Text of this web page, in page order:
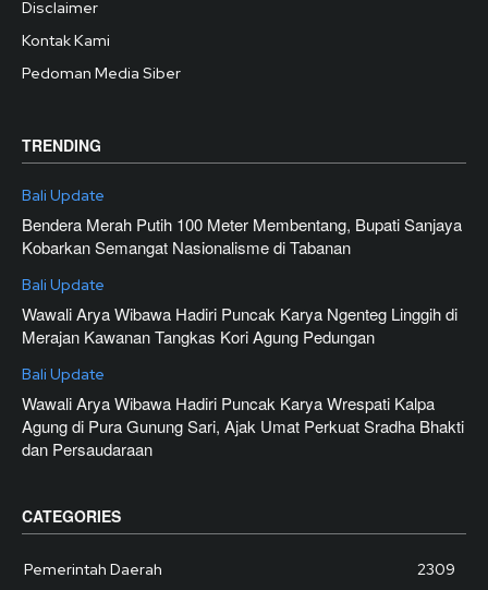
Disclaimer
Kontak Kami
Pedoman Media Siber
TRENDING
Bali Update
Bendera Merah Putih 100 Meter Membentang, Bupati Sanjaya
Kobarkan Semangat Nasionalisme di Tabanan
Bali Update
Wawali Arya Wibawa Hadiri Puncak Karya Ngenteg Linggih di
Merajan Kawanan Tangkas Kori Agung Pedungan
Bali Update
Wawali Arya Wibawa Hadiri Puncak Karya Wrespati Kalpa
Agung di Pura Gunung Sari, Ajak Umat Perkuat Sradha Bhakti
dan Persaudaraan
CATEGORIES
Pemerintah Daerah 2309